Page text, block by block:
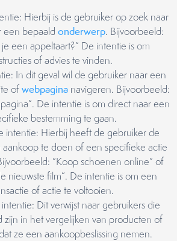
Hierbij is de gebruiker op zoek naar
een bepaald onderwerp. Bijvoorbeeld:
een appeltaart?” De intentie is om
of advies te vinden.
In dit geval wil de gebruiker naar een
ofwebpaginanavigeren. Bijvoorbeeld:
De intentie is om direct naar een
bestemming te gaan.
intentie: Hierbij heeft de gebruiker de
te doen of een specifieke actie
“Koop schoenen online” of
nieuwste film”. De intentie is om een
of actie te voltooien.
Dit verwijst naar gebruikers die
zijn in het vergelijken van producten of
ze een aankoopbeslissing nemen.